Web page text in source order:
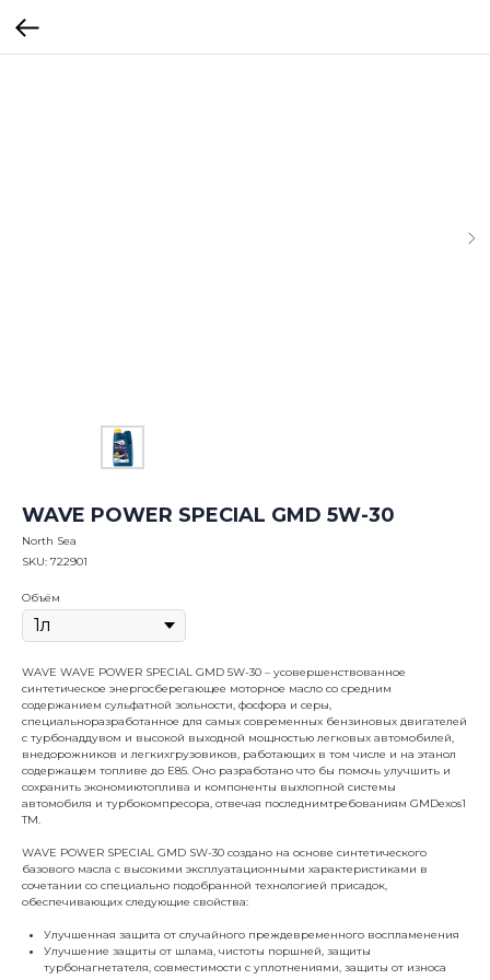
WAVE POWER SPECIAL GMD 5W-30
North Sea
SKU: 722901
Объём
WAVE WAVE POWER SPECIAL GMD 5W-30 – усовершенствованное
синтетическое энергосберегающее моторное масло со средним
содержанием сульфатной зольности, фосфора и серы,
специальноразработанное для самых современных бензиновых двигателей
с турбонаддувом и высокой выходной мощностью легковых автомобилей,
внедорожников и легкихгрузовиков, работающих в том числе и на этанол
содержащем топливе до E85. Оно разработано что бы помочь улучшить и
сохранить экономиютоплива и компоненты выхлопной системы
автомобиля и турбокомпресора, отвечая последнимтребованиям GMDexos1
TM.
WAVE POWER SPECIAL GMD SW-30 создано на основе синтетического
базового масла с высокими эксплуатационными характеристиками в
сочетании со специально подобранной технологией присадок,
обеспечивающих следующие свойства:
Улучшенная защита от случайного преждевременного воспламенения
Улучшение защиты от шлама, чистоты поршней, защиты
турбонагнетателя, совместимости с уплотнениями, защиты от износа